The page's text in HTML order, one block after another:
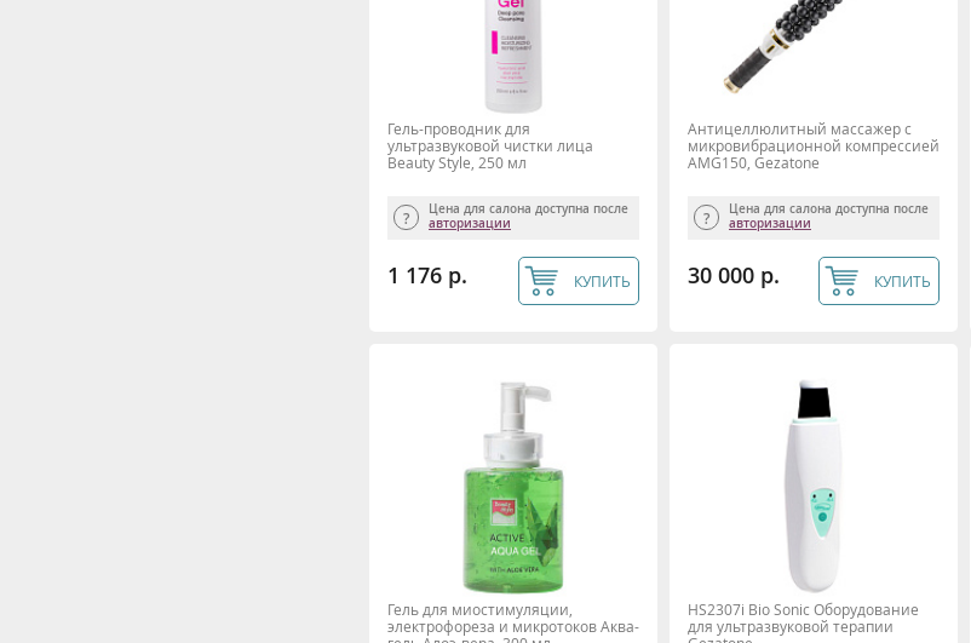
Гель-проводник для
ультразвуковой чистки лица
Beauty Style, 250 мл
Цена для салона доступна после
авторизации
1 176 р. КУПИТЬ
Антицеллюлитный массажер с
микровибрационной компрессией
AMG150, Gezatone
Цена для салона доступна после
авторизации
30 000 р. КУПИТЬ
Гель для миостимуляции,
электрофореза и микротоков Аква-
HS2307i Bio Sonic Оборудование
для ультразвуковой терапии